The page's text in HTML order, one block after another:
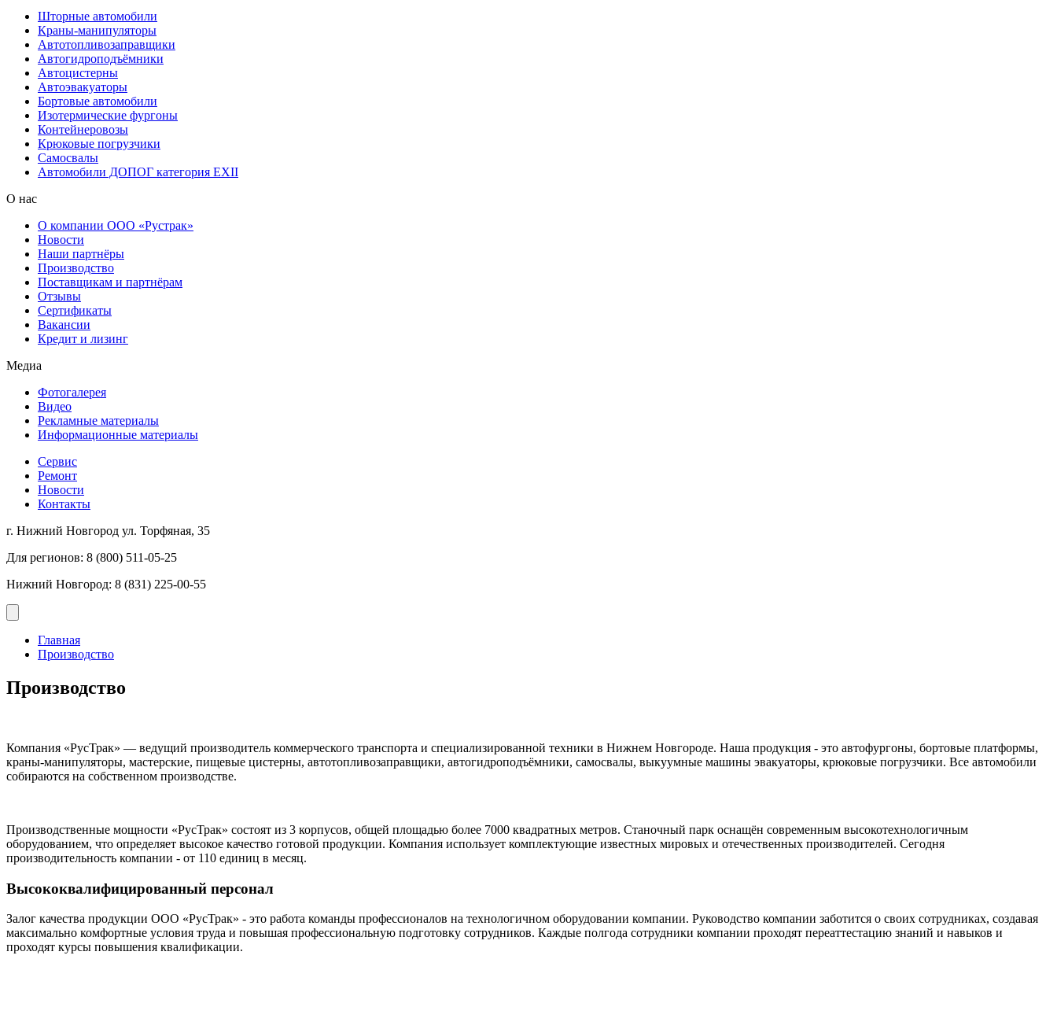
Шторные автомобили
Краны-манипуляторы
Автотопливозаправщики
Автогидроподъёмники
Автоцистерны
Автоэвакуаторы
Бортовые автомобили
Изотермические фургоны
Контейнеровозы
Крюковые погрузчики
Самосвалы
Автомобили ДОПОГ категория EXII
О нас
О компании ООО «Рустрак»
Новости
Наши партнёры
Производство
Поставщикам и партнёрам
Отзывы
Сертификаты
Вакансии
Кредит и лизинг
Медиа
Фотогалерея
Видео
Рекламные материалы
Информационные материалы
Сервис
Ремонт
Новости
Контакты
г. Нижний Новгород ул. Торфяная, 35
Для регионов: 8 (800) 511-05-25
Нижний Новгород: 8 (831) 225-00-55
Главная
Производство
Производство
Компания «РусТрак» — ведущий производитель коммерческого транспорта и специализированной техники в Нижнем Новгороде. Наша продукция - это автофургоны, бортовые платформы,
краны-манипуляторы, мастерские, пищевые цистерны, автотопливозаправщики, автогидроподъёмники, самосвалы, выкуумные машины эвакуаторы, крюковые погрузчики. Все автомобили
собираются на собственном производстве.
Производственные мощности «РусТрак» состоят из 3 корпусов, общей площадью более 7000 квадратных метров. Станочный парк оснащён современным высокотехнологичным
оборудованием, что определяет высокое качество готовой продукции. Компания использует комплектующие известных мировых и отечественных производителей. Сегодня
производительность компании - от 110 единиц в месяц.
Высококвалифицированный персонал
Залог качества продукции ООО «РусТрак» - это работа команды профессионалов на технологичном оборудовании компании. Руководство компании заботится о своих сотрудниках, создавая
максимально комфортные условия труда и повышая профессиональную подготовку сотрудников. Каждые полгода сотрудники компании проходят переаттестацию знаний и навыков и
проходят курсы повышения квалификации.